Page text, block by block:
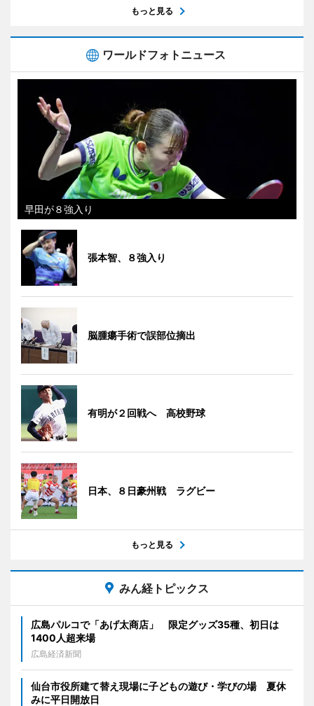
もっと見る
ワールドフォトニュース
早田が８強入り
張本智、８強入り
脳腫瘍手術で誤部位摘出
有明が２回戦へ 高校野球
日本、８日豪州戦 ラグビー
もっと見る
みん経トピックス
広島パルコで「あげ太商店」 限定グッズ35種、初日は
1400人超来場
広島経済新聞
仙台市役所建て替え現場に子どもの遊び・学びの場 夏休
みに平日開放日